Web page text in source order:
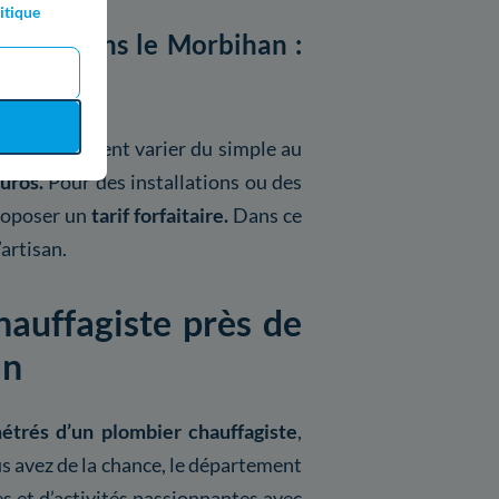
dans le Morbihan :
peuvent varier du simple au
Pour des installations ou des
untarif forfaitaire. Dans ce
près de
d’un plombier chauffagiste,
avez de la chance, le département